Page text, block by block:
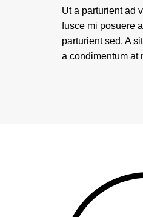
Ut a parturient ad
fusce mi posuere
parturient sed. A
a condimentum at